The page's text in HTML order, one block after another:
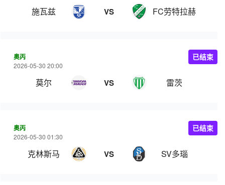
施瓦兹 VS FC劳特拉赫
奥丙
2026-05-30 20:00
莫尔 VS 雷茨
已结束
奥丙
2026-05-30 01:30
克林斯马 VS SV多瑙
已结束